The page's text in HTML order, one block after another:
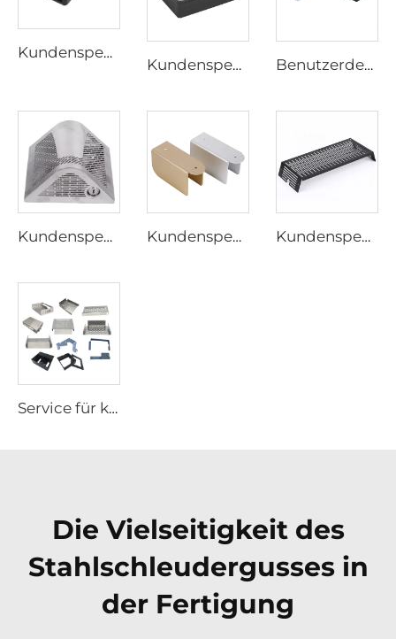
Kundenspezifisches USB-Gehäuse aus Kunststoffspritzguss, kundenspezifische ABS-PC-Kunststoffspritzgussteile
Kundenspezifischer ABS-Kunststoff-Spritzguss-Elektronikgehäusekasten Kunststoff-Anschlusskasten für elektronische Geräte Benutzerdefiniertes wasserdichtes IP66 IP67-ABS- und PC-Material-Anschlusskasten-Kunststoffgehäuse für elektronische Geräte
Kundenspezifische Blechbearbeitung Stanzteile Edelstahlprodukte Blechbearbeitung Kundenspezifische Halterung aus Aluminium und Edelstahl, pulverbeschichtete Stanzhalterung Kundenspezifische Stanzteile Blechstanzen Metallbearbeitung Stanzteile
Service für kundenspezifische Blechteile Laserschneiden Schweißen Biegen und Stanzen Herstellung von Eisen und Edelstahl Stanzbearbeitung
Die Vielseitigkeit des
Stahlschleudergusses in
der Fertigung